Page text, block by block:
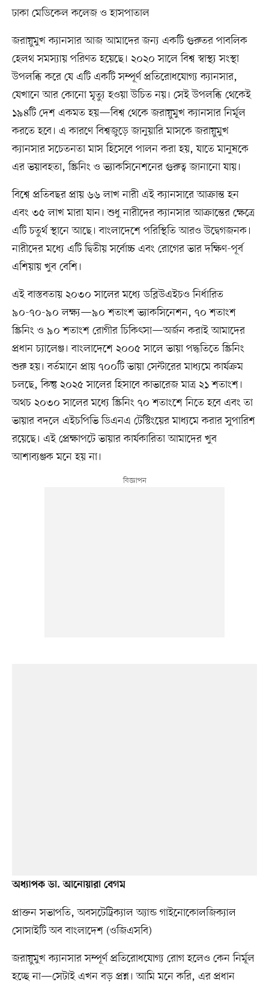
ঢাকা মেডিকেল কলেজ ও হাসপাতাল
জরায়ুমুখ ক্যানসার আজ আমাদের জন্য একটি গুরুতর পাবলিক
হেলথ সমস্যায় পরিণত হয়েছে। ২০২০ সালে বিশ্ব স্বাস্থ্য সংস্থা
উপলব্ধি করে যে এটি একটি সম্পূর্ণ প্রতিরোধযোগ্য ক্যানসার,
যেখানে আর কোনো মৃত্যু হওয়া উচিত নয়। সেই উপলব্ধি থেকেই
১৯৪টি দেশ একমত হয়—বিশ্ব থেকে জরায়ুমুখ ক্যানসার নির্মূল
করতে হবে। এ কারণে বিশ্বজুড়ে জানুয়ারি মাসকে জরায়ুমুখ
ক্যানসার সচেতনতা মাস হিসেবে পালন করা হয়, যাতে মানুষকে
এর ভয়াবহতা, স্ক্রিনিং ও ভ্যাকসিনেশনের গুরুত্ব জানানো যায়।
বিশ্বে প্রতিবছর প্রায় ৬৬ লাখ নারী এই ক্যানসারে আক্রান্ত হন
এবং ৩৫ লাখ মারা যান। শুধু নারীদের ক্যানসার আক্রান্তের ক্ষেত্রে
এটি চতুর্থ স্থানে আছে। বাংলাদেশে পরিস্থিতি আরও উদ্বেগজনক।
নারীদের মধ্যে এটি দ্বিতীয় সর্বোচ্চ এবং রোগের ভার দক্ষিণ-পূর্ব
এশিয়ায় খুব বেশি।
এই বাস্তবতায় ২০৩০ সালের মধ্যে ডব্লিউএইচও নির্ধারিত
৯০-৭০-৯০ লক্ষ্য—৯০ শতাংশ ভ্যাকসিনেশন, ৭০ শতাংশ
স্ক্রিনিং ও ৯০ শতাংশ রোগীর চিকিৎসা—অর্জন করাই আমাদের
প্রধান চ্যালেঞ্জ। বাংলাদেশে ২০০৫ সালে ভায়া পদ্ধতিতে স্ক্রিনিং
শুরু হয়। বর্তমানে প্রায় ৭০০টি ভায়া সেন্টারের মাধ্যমে কার্যক্রম
চলছে, কিন্তু ২০২৫ সালের হিসাবে কাভারেজ মাত্র ২১ শতাংশ।
অথচ ২০৩০ সালের মধ্যে স্ক্রিনিং ৭০ শতাংশে নিতে হবে এবং তা
ভায়ার বদলে এইচপিভি ডিএনএ টেস্টিংয়ের মাধ্যমে করার সুপারিশ
রয়েছে। এই প্রেক্ষাপটে ভায়ার কার্যকারিতা আমাদের খুব
আশাব্যঞ্জক মনে হয় না।
অধ্যাপক ডা. আনোয়ারা বেগম
প্রাক্তন সভাপতি, অবসটেট্রিক্যাল অ্যান্ড গাইনোকোলজিক্যাল
সোসাইটি অব বাংলাদেশ (ওজিএসবি)
জরায়ুমুখ ক্যানসার সম্পূর্ণ প্রতিরোধযোগ্য রোগ হলেও কেন নির্মূল
হচ্ছে না—সেটাই এখন বড় প্রশ্ন। আমি মনে করি, এর প্রধান